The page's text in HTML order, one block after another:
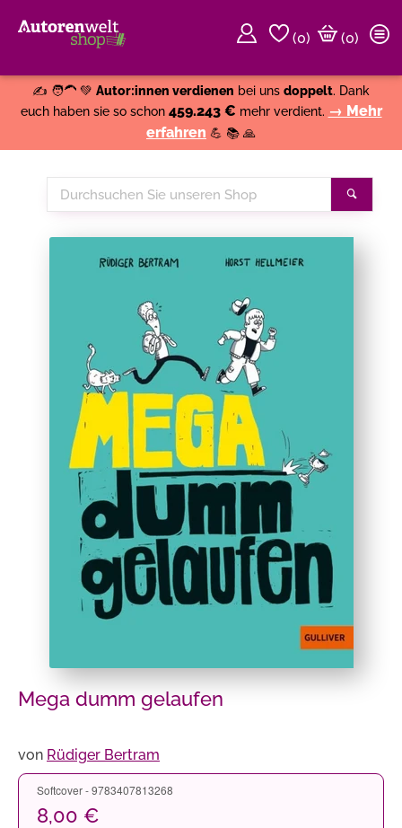
(0)
(0)
✍️ 🧑‍🦱 💚 Autor:innen verdienen bei uns doppelt. Dank
euch haben sie so schon 459.243 € mehr verdient. → Mehr
erfahren 💪 📚 🙏
Durchsuchen
Sie
Mega dumm gelaufen
von Rüdiger Bertram
Softcover - 9783407813268
8,00 €